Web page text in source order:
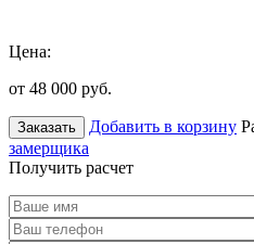
Цена:
от 48 000 руб.
Заказать Добавить в корзину
замерщика
Получить расчет